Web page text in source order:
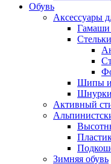
Обувь
Аксессуары
Гамаши
Стельки
Шипы и
Шнурки
Активный
Зимняя обувь